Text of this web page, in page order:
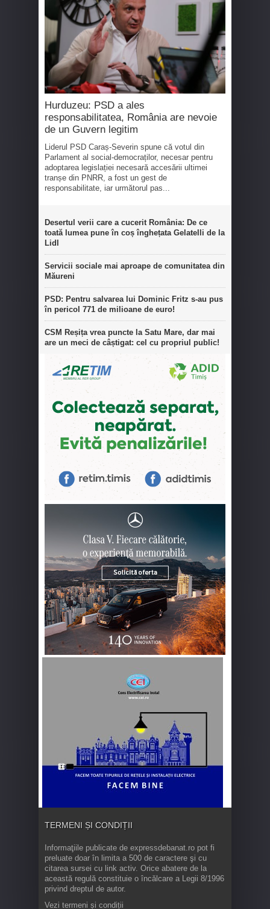
Hurduzeu: PSD a ales
responsabilitatea, România are nevoie
de un Guvern legitim
Liderul PSD Caraș-Severin spune că votul din
Parlament al social-democraților, necesar pentru
adoptarea legislației necesară accesării ultimei
tranșe din PNRR, a fost un gest de
responsabilitate, iar următorul pas...
Desertul verii care a cucerit România: De ce
toată lumea pune în coș înghețata Gelatelli de la
Lidl
Servicii sociale mai aproape de comunitatea din
Măureni
PSD: Pentru salvarea lui Dominic Fritz s-au pus
în pericol 771 de milioane de euro!
CSM Reșița vrea puncte la Satu Mare, dar mai
are un meci de câștigat: cel cu propriul public!
TERMENI ȘI CONDIȚII
Informaţiile publicate de expressdebanat.ro pot fi
preluate doar în limita a 500 de caractere şi cu
citarea sursei cu link activ. Orice abatere de la
această regulă constituie o încălcare a Legii 8/1996
privind dreptul de autor.
Vezi termeni și condiții